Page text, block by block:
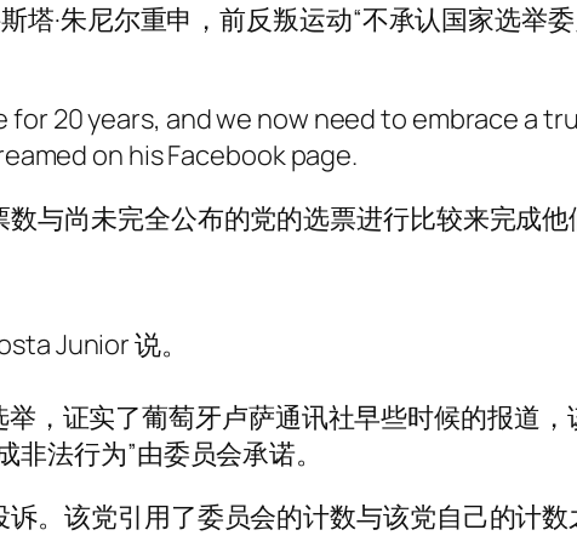
塔·朱尼尔重申，前反叛运动“不承认国家选举
20 years, and we now need to embrace a
on his Facebook page.
与尚未完全公布的党的选票进行比较来完成他
Junior 说。
，证实了葡萄牙卢萨通讯社早些时候的报道
法行为”由委员会承诺。
。该党引用了委员会的计数与该党自己的计数